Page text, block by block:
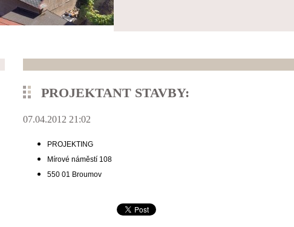
PROJEKTANT STAVBY:
07.04.2012 21:02
PROJEKTING
Mírové náměstí 108
550 01 Broumov